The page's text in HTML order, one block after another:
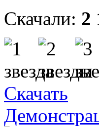
Скачали: 2
Скачать